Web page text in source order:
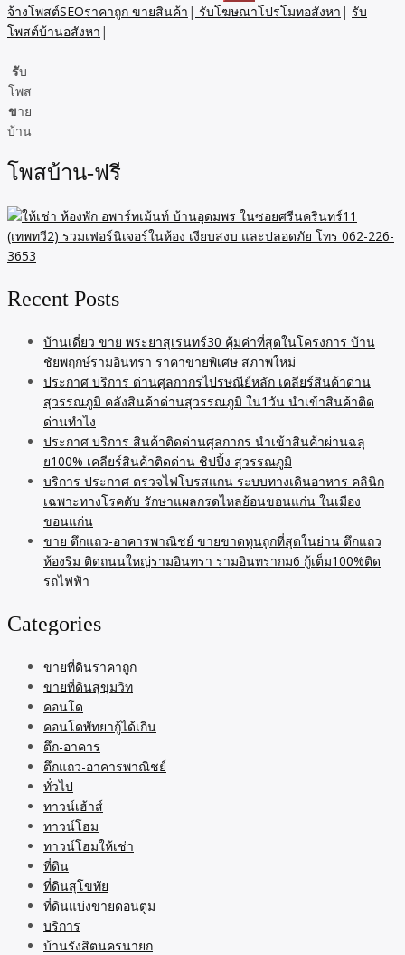
จ้างโพสต์SEOราคาถูก ขายสินค้า | รับโฆษณาโปรโมทอสังหา | รับ
โพสต์บ้านอสังหา |
รับ
โพส
ขาย
บ้าน
โพสบ้าน-ฟรี
Recent Posts
บ้านเดี่ยว ขาย พระยาสุเรนทร์30 คุ้มค่าที่สุดในโครงการ บ้าน
ชัยพฤกษ์รามอินทรา ราคาขายพิเศษ สภาพใหม่
ประกาศ บริการ ด่านศุลกากรไปรษณีย์หลัก เคลียร์สินค้าด่าน
สุวรรณภูมิ คลังสินค้าด่านสุวรรณภูมิ ใน1วัน นำเข้าสินค้าติด
ด่านทำไง
ประกาศ บริการ สินค้าติดด่านศุลกากร นำเข้าสินค้าผ่านฉลุ
ย100% เคลียร์สินค้าติดด่าน ชิปปิ้ง สุวรรณภูมิ
บริการ ประกาศ ตรวจไฟโบรสแกน ระบบทางเดินอาหาร คลินิก
เฉพาะทางโรคตับ รักษาแผลกรดไหลย้อนขอนแก่น ในเมือง
ขอนแก่น
ขาย ตึกแถว-อาคารพาณิชย์ ขายขาดทุนถูกที่สุดในย่าน ตึกแถว
ห้องริม ติดถนนใหญ่รามอินทรา รามอินทรากม6 กู้เต็ม100%ติด
รถไฟฟ้า
Categories
ขายที่ดินราคาถูก
ขายที่ดินสุขุมวิท
คอนโด
คอนโดพัทยากู้ได้เกิน
ตึก-อาคาร
ตึกแถว-อาคารพาณิชย์
ทั่วไป
ทาวน์เฮ้าส์
ทาวน์โฮม
ทาวน์โฮมให้เช่า
ที่ดิน
ที่ดินสุโขทัย
ที่ดินแบ่งขายดอนตูม
บริการ
บ้านรังสิตนครนายก